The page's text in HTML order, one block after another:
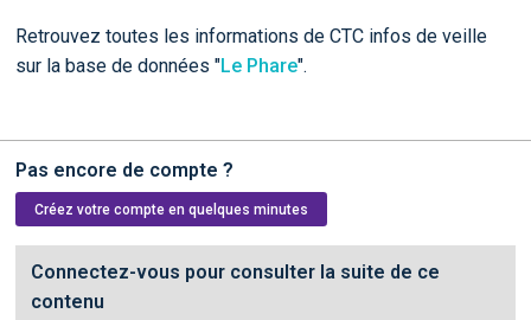
Retrouvez toutes les informations de CTC infos de veille
sur la base de données "Le Phare".
Pas encore de compte ?
Créez votre compte en quelques minutes
Connectez-vous pour consulter la suite de ce
contenu